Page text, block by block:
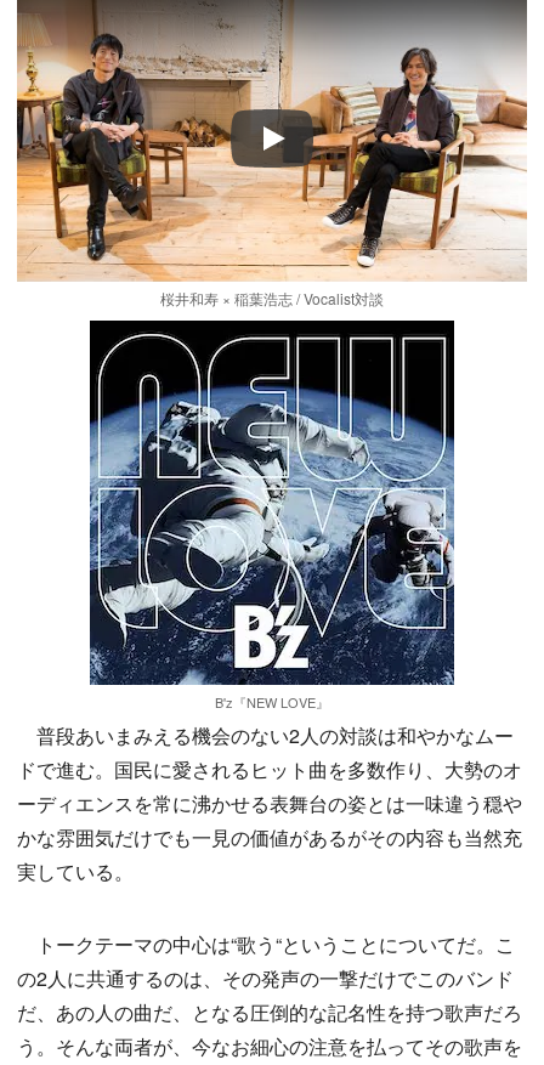
Play
桜井和寿 × 稲葉浩志 / Vocalist対談
B'z『NEW LOVE』
普段あいまみえる機会のない2人の対談は和やかなムー
ドで進む。国民に愛されるヒット曲を多数作り、大勢のオ
ーディエンスを常に沸かせる表舞台の姿とは一味違う穏や
かな雰囲気だけでも一見の価値があるがその内容も当然充
実している。
トークテーマの中心は“歌う“ということについてだ。こ
の2人に共通するのは、その発声の一撃だけでこのバンド
だ、あの人の曲だ、となる圧倒的な記名性を持つ歌声だろ
う。そんな両者が、今なお細心の注意を払ってその歌声を